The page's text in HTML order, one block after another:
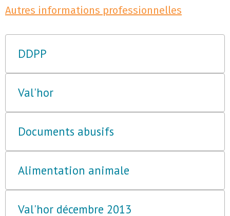
Autres informations professionnelles
DDPP
Val'hor
Documents abusifs
Alimentation animale
Val'hor décembre 2013